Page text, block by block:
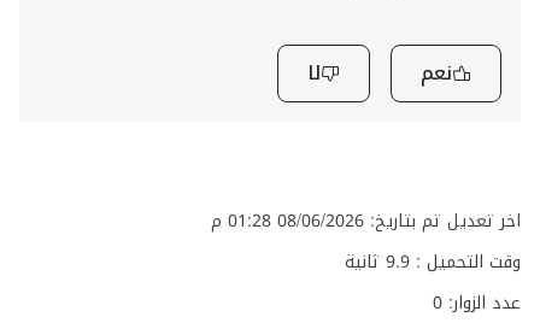
نعم لا
اخر تعديل تم بتاريخ: 08/06/2026 01:28 م
وقت التحميل : 9.9 ثانية
عدد الزوار: 0